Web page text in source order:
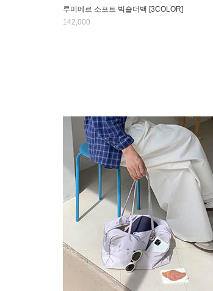
루미에르 소프트 빅숄더백 [3COLOR]
142,000